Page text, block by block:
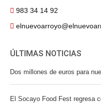
983 34 14 92
ÚLTIMAS NOTICIAS
Dos millones de euros para
El Socayo Food Fest regresa